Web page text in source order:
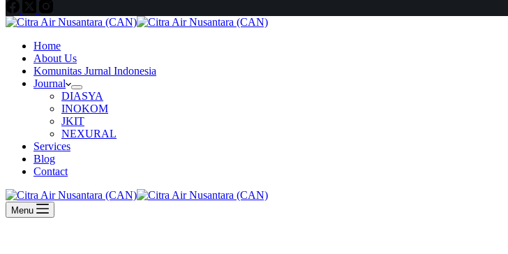
Home
About Us
Komunitas Jurnal Indonesia
Journal
DIASYA
INOKOM
JKIT
NEXURAL
Services
Blog
Contact
Menu